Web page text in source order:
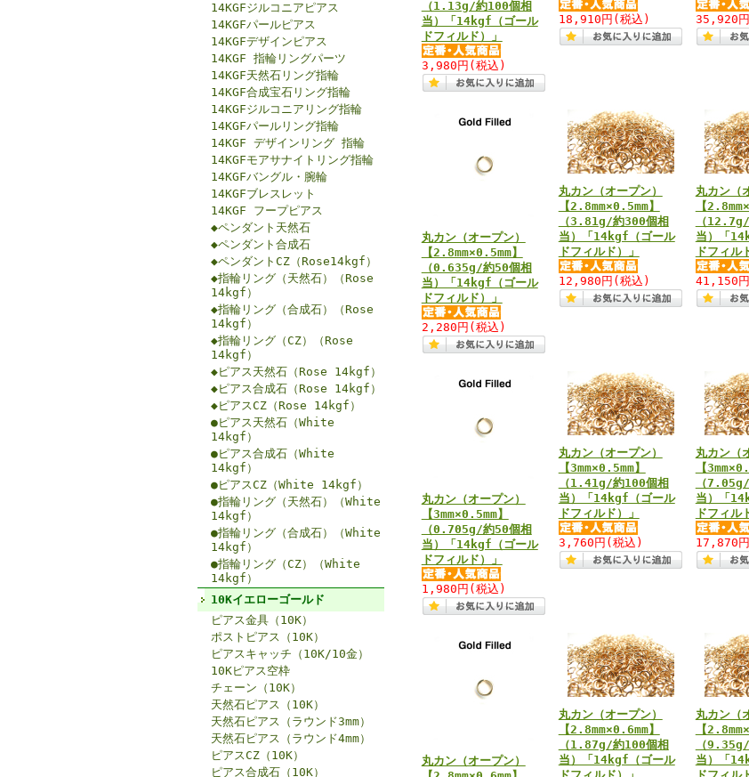
14KGFジルコニアピアス
14KGFパールピアス
14KGFデザインピアス
14KGF 指輪リングパーツ
14KGF天然石リング指輪
14KGF合成宝石リング指輪
14KGFジルコニアリング指輪
14KGFパールリング指輪
14KGF デザインリング 指輪
14KGFモアサナイトリング指輪
14KGFバングル・腕輪
14KGFブレスレット
14KGF フープピアス
◆ペンダント天然石
◆ペンダント合成石
◆ペンダントCZ（Rose14kgf）
◆指輪リング（天然石）（Rose
14kgf）
◆指輪リング（合成石）（Rose
14kgf）
◆指輪リング（CZ）（Rose
14kgf）
◆ピアス天然石（Rose 14kgf）
◆ピアス合成石（Rose 14kgf）
◆ピアスCZ（Rose 14kgf）
●ピアス天然石（White
14kgf）
●ピアス合成石（White
14kgf）
●ピアスCZ（White 14kgf）
●指輪リング（天然石）（White
14kgf）
●指輪リング（合成石）（White
14kgf）
●指輪リング（CZ）（White
14kgf）
10Kイエローゴールド
ピアス金具（10K）
ポストピアス（10K）
ピアスキャッチ（10K/10金）
10Kピアス空枠
チェーン（10K）
天然石ピアス（10K）
天然石ピアス（ラウンド3mm）
天然石ピアス（ラウンド4mm）
ピアスCZ（10K）
ピアス合成石（10K）
（1.13g/約100個相
当）「14kgf（ゴール
ドフィルド）」
3,980円 (税込)
18,910円 (税込) 35,920円
丸カン（オープン）
【2.8mm×0.5mm】
（0.635g/約50個相
当）「14kgf（ゴール
ドフィルド）」
2,280円 (税込)
丸カン（オープン）
【2.8mm×0.5mm】
（3.81g/約300個相
当）「14kgf（ゴール
ドフィルド）」
12,980円 (税込)
丸カン（
【
（
当）「
ドフィル
41,150円
丸カン（オープン）
【3mm×0.5mm】
（0.705g/約50個相
当）「14kgf（ゴール
ドフィルド）」
1,980円 (税込)
丸カン（オープン）
【3mm×0.5mm】
（1.41g/約100個相
当）「14kgf（ゴール
ドフィルド）」
3,760円 (税込)
丸カン（
【
（
当）「
ドフィル
17,870円
丸カン（オープン）
丸カン（オープン）
【2.8mm×0.6mm】
（1.87g/約100個相
当）「14kgf（ゴール
丸カン（
【
（
当）「